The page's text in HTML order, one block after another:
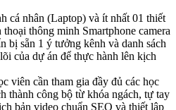
cá nhân (Laptop) và ít nhất 01 thiết
thông minh Smartphone camera
bị sẵn 1 ý tưởng kênh và danh sách
của dự án để thực hành lên kịch
viên cần tham gia đầy đủ các học
thành công bộ từ khóa ngách, tự tay
bản video chuẩn SEO và thiết lập